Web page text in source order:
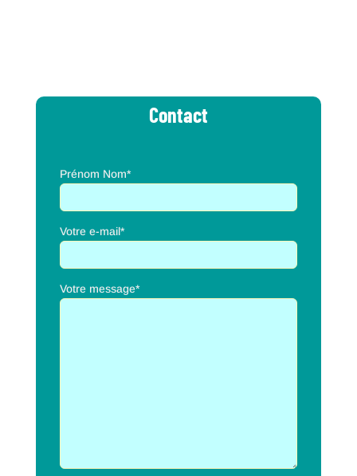
Contact
Prénom Nom*
Votre e-mail*
Votre message*